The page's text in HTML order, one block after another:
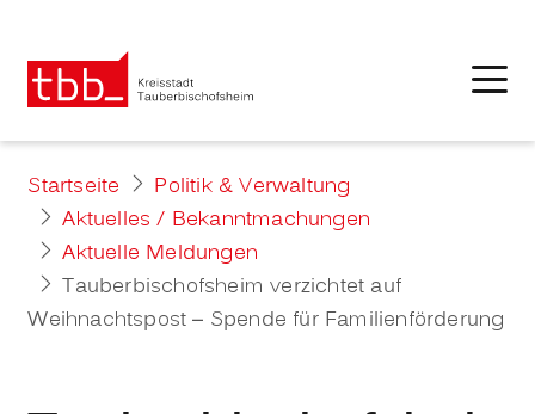
Startseite
Politik & Verwaltung
Aktuelles / Bekanntmachungen
Aktuelle Meldungen
Tauberbischofsheim verzichtet auf
Weihnachtspost – Spende für Familienförderung